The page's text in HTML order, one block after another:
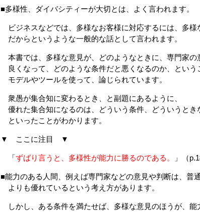
■多様性、ダイバシティーが大切とは、よく言われます。
ビジネスなどでは、多様なお客様に対応するには、多様
だからというような一般的な話として言われます。
本書では、多様な意見が、どのようなときに、専門家の
良くなって、どのような条件だと悪くなるのか、という
モデルやツールを使って、論じられています。
衆愚が集合知に変わるとき、と副題にあるように、
優れた集合知になるのは、どういう条件、どういうとき
といったことがわかります。
▼ ここに注目 ▼
「ずばり言うと、多様性が能力に勝るのである。 」（
■能力のある人間、例えば専門家などの意見や判断は、普
よりも優れているという考え方があります。
しかし、ある条件を満たせば、多様な意見のほうが、能